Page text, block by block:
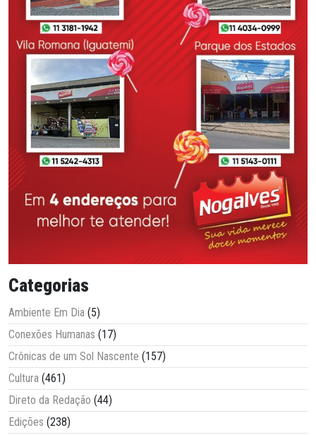
Categorias
Ambiente Em Dia (5)
Conexões Humanas (17)
Crônicas de um Sol Nascente (157)
Cultura (461)
Direto da Redação (44)
Edições (238)